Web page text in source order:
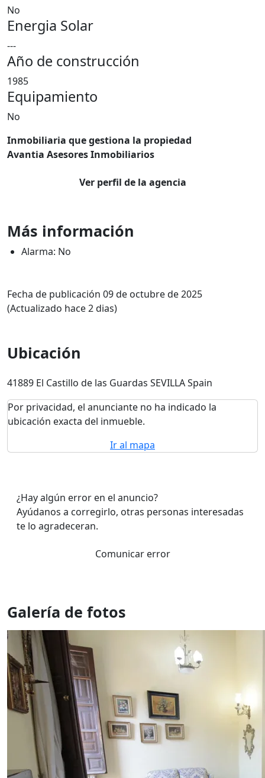
No
Energia Solar
---
Año de construcción
1985
Equipamiento
No
Inmobiliaria que gestiona la propiedad
Avantia Asesores Inmobiliarios
Ver perfil de la agencia
Más información
Alarma: No
Fecha de publicación 09 de octubre de 2025
(Actualizado hace 2 dias)
Ubicación
41889 El Castillo de las Guardas SEVILLA Spain
Por privacidad, el anunciante no ha indicado la
ubicación exacta del inmueble.
Ir al mapa
¿Hay algún error en el anuncio?
Ayúdanos a corregirlo, otras personas interesadas
te lo agradeceran.
Comunicar error
Galería de fotos